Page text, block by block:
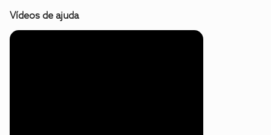
Vídeos de ajuda